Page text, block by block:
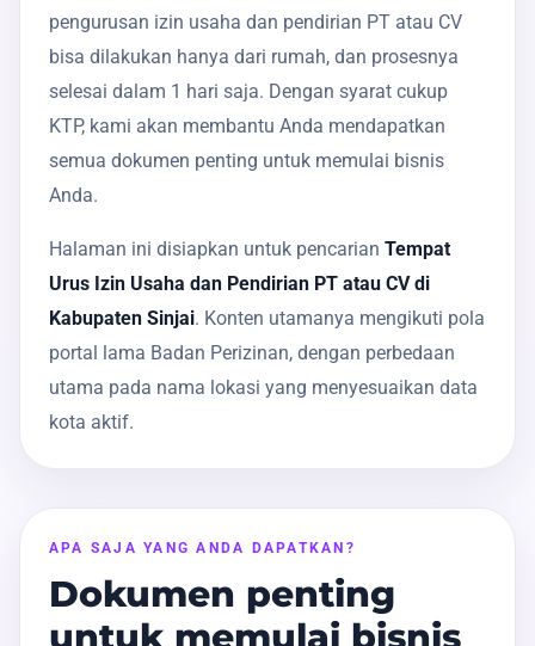
pengurusan izin usaha dan pendirian PT atau CV
bisa dilakukan hanya dari rumah, dan prosesnya
selesai dalam 1 hari saja. Dengan syarat cukup
KTP, kami akan membantu Anda mendapatkan
semua dokumen penting untuk memulai bisnis
Anda.
Halaman ini disiapkan untuk pencarian Tempat
Urus Izin Usaha dan Pendirian PT atau CV di
Kabupaten Sinjai. Konten utamanya mengikuti pola
portal lama Badan Perizinan, dengan perbedaan
utama pada nama lokasi yang menyesuaikan data
kota aktif.
APA SAJA YANG ANDA DAPATKAN?
Dokumen penting
untuk memulai bisnis